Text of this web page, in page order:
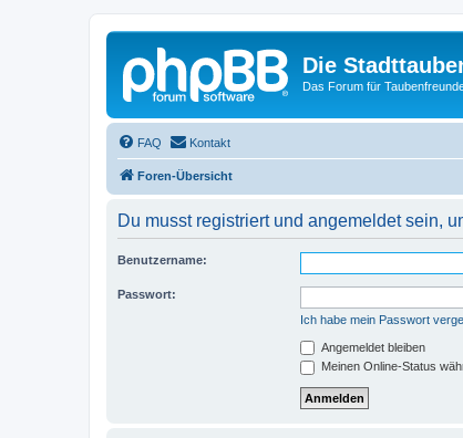
Die
Das Forum für
FAQ Kontakt
Foren-Übersicht
Du musst registriert und angemeldet sein,
Benutzername:
Passwort:
Ich habe mein Passwort
Angemeldet bleiben
Meinen Online-Status